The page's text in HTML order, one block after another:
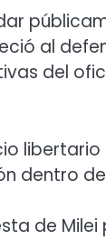
al
del
dentro
de